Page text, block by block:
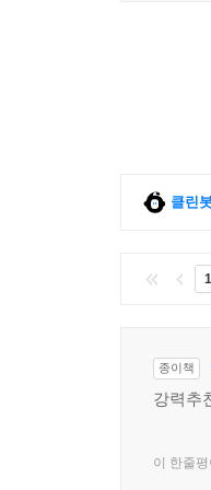
클린
1
종이책
강력추
이 한줄